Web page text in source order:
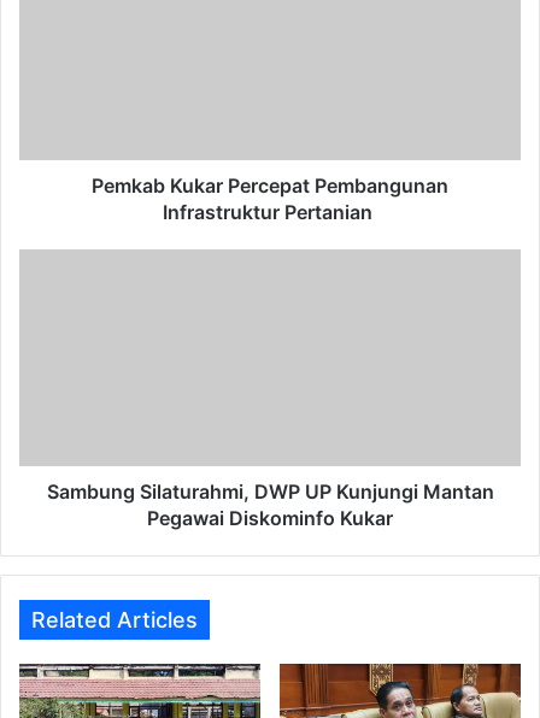
Pemkab Kukar Percepat Pembangunan
Infrastruktur Pertanian
Kukar
Sambung Silaturahmi, DWP UP Kunjungi Mantan
Pegawai Diskominfo Kukar
Related Articles